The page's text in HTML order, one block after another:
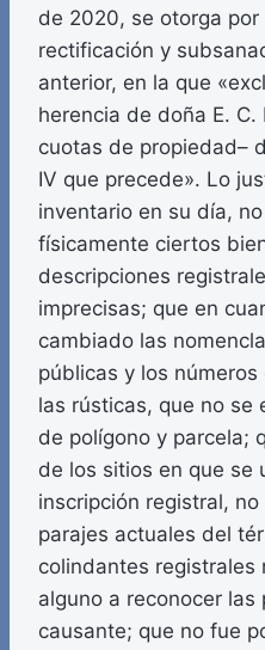
de 2020, se otorga por
rectificación y
anterior, en la que
herencia de doña E.
cuotas de propiedad–
IV que precede». Lo
inventario en su día,
físicamente ciertos
descripciones
imprecisas; que en
cambiado las
públicas y los
las rústicas, que no se
de polígono y parcela;
de los sitios en que se
inscripción registral,
parajes actuales del
colindantes registrales
alguno a reconocer
causante; que no fue